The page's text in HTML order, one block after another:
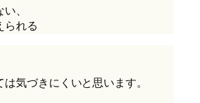
、
られる
気づきにくいと思います。